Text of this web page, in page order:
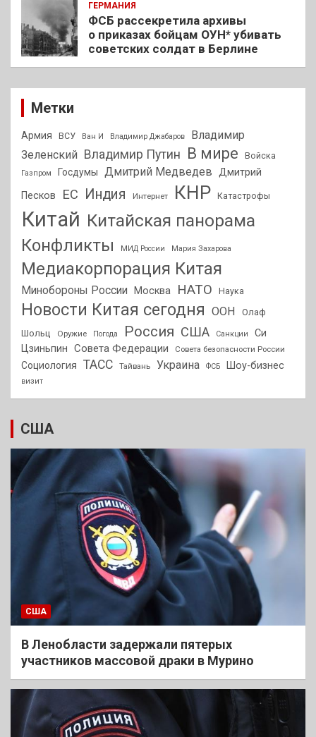
ГЕРМАНИЯ
ФСБ рассекретила архивы
о приказах бойцам ОУН* убивать
советских солдат в Берлине
Метки
Армия ВСУ Ван И Владимир Джабаров
Владимир
Зеленский
Владимир Путин В мире Войска
Газпром Госдумы Дмитрий Медведев Дмитрий
Песков
ЕС Индия Интернет КНР Катастрофы
Китай Китайская панорама
Конфликты
МИД России Мария Захарова
Медиакорпорация Китая
Минобороны России Москва НАТО Наука
Новости Китая сегодня ООН
Олаф
Шольц
Оружие Погода Россия США Санкции
Си
Цзиньпин Совета Федерации Совета безопасности России
Социология ТАСС Тайвань Украина ФСБ Шоу-бизнес
визит
США
США
В Ленобласти задержали пятерых
участников массовой драки в Мурино